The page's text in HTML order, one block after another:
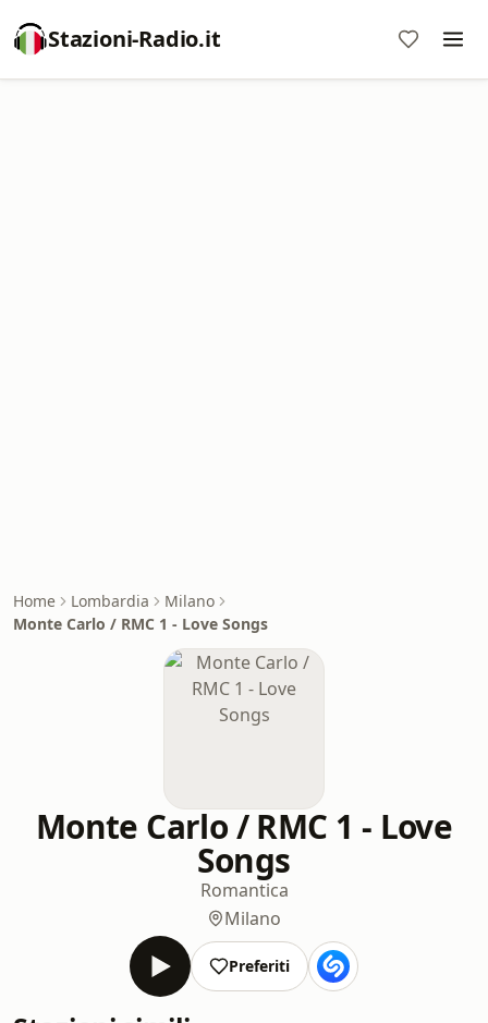
Stazioni-Radio.it
Home Lombardia
Milano
Monte Carlo / RMC 1 - Love Songs
Monte Carlo / RMC 1 - Love
Songs
Romantica
Milano
Preferiti